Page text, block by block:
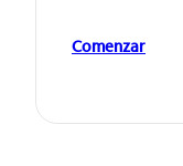
Comenzar